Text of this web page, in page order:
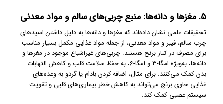
۵. مغزها و دانه‌ها: منبع چربی‌های سالم و مواد معدنی
تحقیقات علمی نشان داده‌اند که مغزها و دانه‌ها به دلیل داشتن اسیدهای
چرب سالم، فیبر و مواد معدنی، از جمله مواد غذایی مکمل بسیار مناسب
برای مصرف در کنار برنج هستند. چربی‌های غیراشباع موجود در مغزها و
دانه‌ها، به‌ویژه امگا-3 و امگا-6، به حفظ سلامت قلب و کاهش التهابات
بدن کمک می‌کنند. برای مثال، اضافه کردن بادام یا گردو به وعده‌های
غذایی حاوی برنج می‌تواند به کاهش خطر بیماری‌های قلبی و تقویت
سیستم عصبی کمک کند.